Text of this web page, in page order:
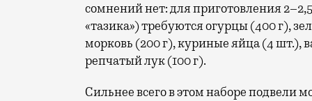
сомнений нет: для приготовления
«тазика») требуются огурцы (400 г),
морковь (200 г), куриные яйца (4 шт.),
репчатый лук (100 г).
Сильнее всего в этом наборе подвели